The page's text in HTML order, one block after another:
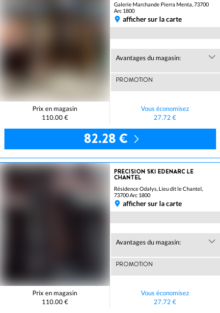
Galerie Marchande Pierra Menta, 73700
Arc 1800
afficher sur la carte
Avantages du magasin:
PROMOTION
Prix en magasin
110.00 €
Vous économisez
27.72 €
82.28 €
PRECISION SKI EDENARC LE
CHANTEL
Résidence Odalys, Lieu dit le Chantel,
73700 Arc 1800
afficher sur la carte
Avantages du magasin:
PROMOTION
Prix en magasin
110.00 €
Vous économisez
27.72 €